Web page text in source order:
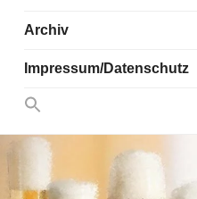
Archiv
Impressum/Datenschutz
Search
for: